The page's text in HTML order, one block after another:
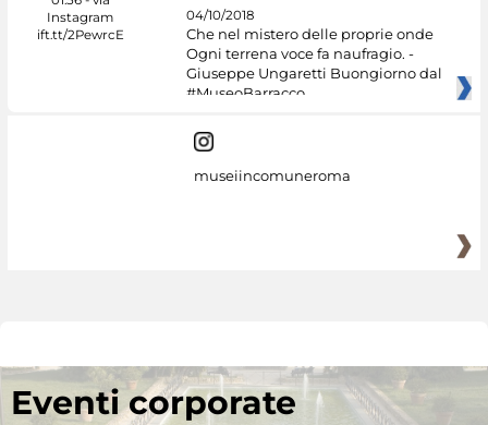
04/10/2018
Che nel mistero delle proprie onde
Ogni terrena voce fa naufragio. -
Giuseppe Ungaretti Buongiorno dal
#MuseoBarracco
museiincomuneroma
Eventi corporate